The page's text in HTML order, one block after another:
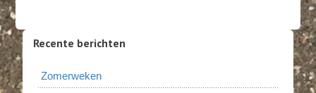
Recente berichten
Zomerweken